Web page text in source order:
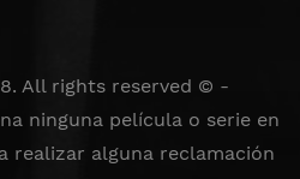
All rights reserved © -
ninguna película o serie en
realizar alguna reclamación